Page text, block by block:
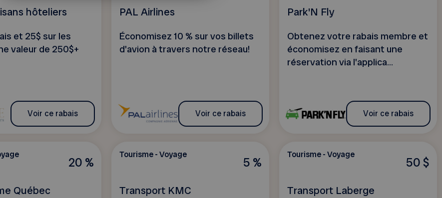
hôteliers
et 25$ sur les
valeur de 250$+
Voir ce rabais
PAL Airlines
Économisez 10 % sur vos billets
d'avion à travers notre réseau!
Voir ce rabais
Park'N Fly
Obtenez votre rabais membre et
économisez en faisant une
réservation via l'applica...
Voir ce rabais
20 %
Québec
5 %
Tourisme - Voyage
Transport KMC
50 $
Tourisme - Voyage
Transport Laberge